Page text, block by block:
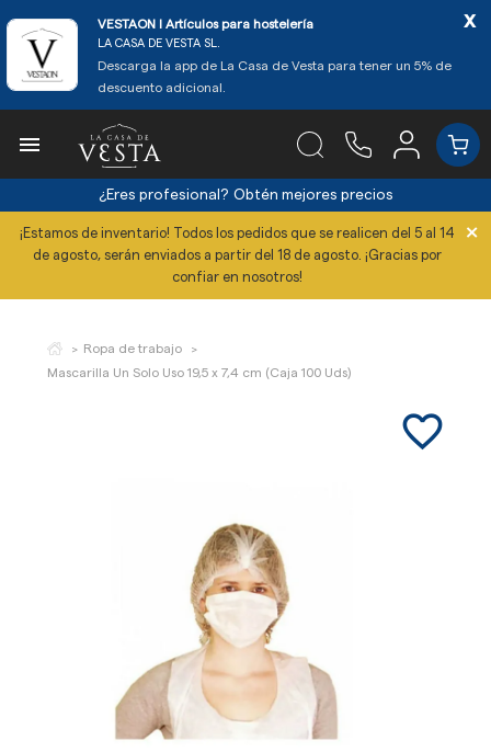
VESTAON l Artículos para hostelería
LA CASA DE VESTA SL.
Descarga la app de La Casa de Vesta para tener un 5% de
descuento adicional.
x

¿Eres profesional? Obtén mejores precios
¡Estamos de inventario! Todos los pedidos que se realicen del 5 al 14
de agosto, serán enviados a partir del 18 de agosto. ¡Gracias por
confiar en nosotros!
×
Ropa de trabajo
Mascarilla Un Solo Uso 19,5 x 7,4 cm (Caja 100 Uds)
favorite_border